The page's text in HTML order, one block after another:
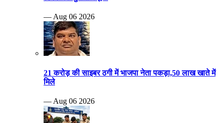
— Aug 06 2026
21 करोड़ की साइबर ठगी में भाजपा नेता पकड़ा,50 लाख खाते में
मिले
— Aug 06 2026